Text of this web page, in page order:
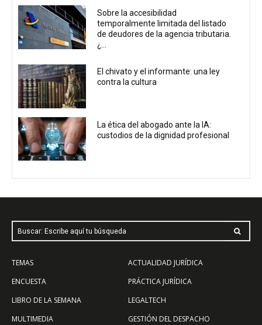
Sobre la accesibilidad
temporalmente limitada del listado
de deudores de la agencia tributaria.
¿...
El chivato y el informante: una ley
contra la cultura
La ética del abogado ante la IA:
custodios de la dignidad profesional
Buscar: Escribe aquí tu búsqueda
TEMAS
ENCUESTA
LIBRO DE LA SEMANA
MULTIMEDIA
ACTUALIDAD JURÍDICA
PRÁCTICA JURÍDICA
LEGALTECH
GESTIÓN DEL DESPACHO